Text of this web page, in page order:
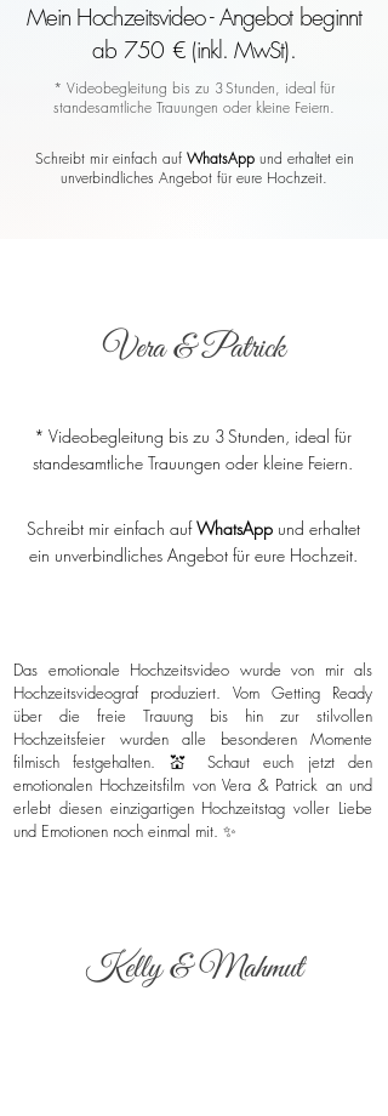
Mein Hochzeitsvideo - Angebot beginnt
ab 750 € (inkl. MwSt).
* Videobegleitung bis zu 3 Stunden, ideal für
standesamtliche Trauungen oder kleine Feiern.
Schreibt mir einfach auf WhatsAppund erhaltet ein
unverbindliches Angebot für eure Hochzeit.
Vera & Patrick
* Videobegleitung bis zu 3 Stunden, ideal für
standesamtliche Trauungen oder kleine Feiern.
Schreibt mir einfach aufWhatsAppund erhaltet
ein unverbindliches Angebot für eure Hochzeit.
Das emotionale Hochzeitsvideo wurde von mir als
Hochzeitsvideograf produziert. Vom Getting Ready
über die freie Trauung bis hin zur stilvollen
Hochzeitsfeier wurden alle besonderen Momente
filmisch festgehalten. 💒 Schaut euch jetzt den
emotionalen Hochzeitsfilm von Vera & Patrick an und
erlebt diesen einzigartigen Hochzeitstag voller Liebe
und Emotionen noch einmal mit. ✨
Kelly & Mahmut